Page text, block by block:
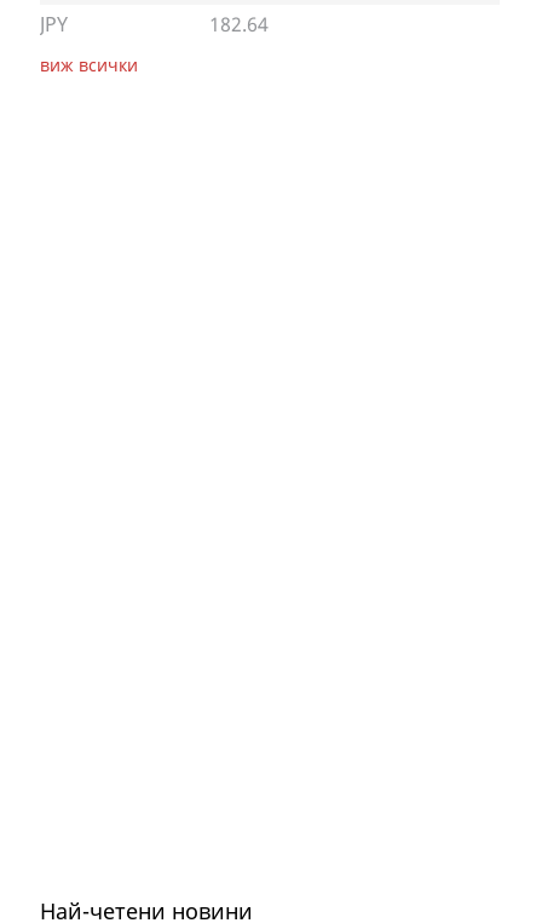
JPY
182.64
виж всички
Най-четени новини